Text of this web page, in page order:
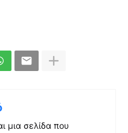
μια σελίδα που